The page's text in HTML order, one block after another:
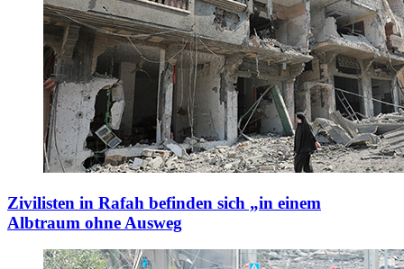
Zivilisten in Rafah befinden sich „in einem
Albtraum ohne Ausweg